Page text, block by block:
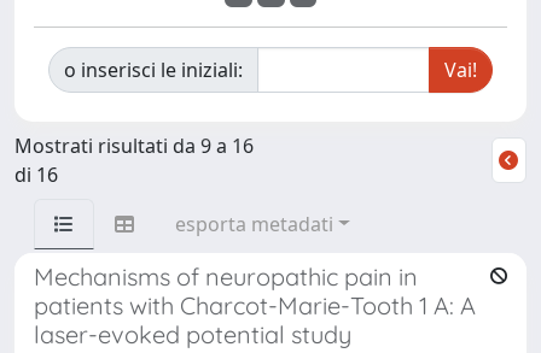
o inserisci le iniziali:
Mostrati risultati da 9 a 16
di 16
esporta metadati
Mechanisms of neuropathic pain in
patients with Charcot-Marie-Tooth 1 A: A
laser-evoked potential study